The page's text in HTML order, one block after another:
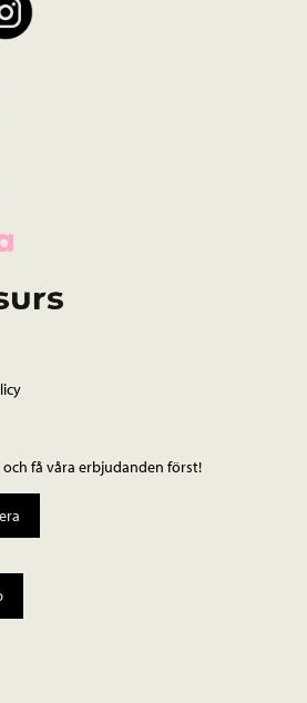
få våra erbjudanden först!